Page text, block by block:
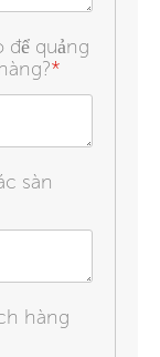
để quảng
*
sàn
hàng